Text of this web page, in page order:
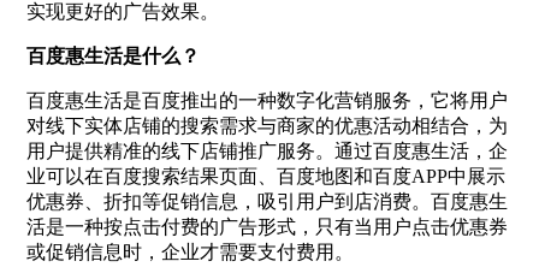
实现更好的广告效果。
百度惠生活是什么？
百度惠生活是百度推出的一种数字化营销服务，它将用户
对线下实体店铺的搜索需求与商家的优惠活动相结合，为
用户提供精准的线下店铺推广服务。通过百度惠生活，企
业可以在百度搜索结果页面、百度地图和百度APP中展示
优惠券、折扣等促销信息，吸引用户到店消费。百度惠生
活是一种按点击付费的广告形式，只有当用户点击优惠券
或促销信息时，企业才需要支付费用。